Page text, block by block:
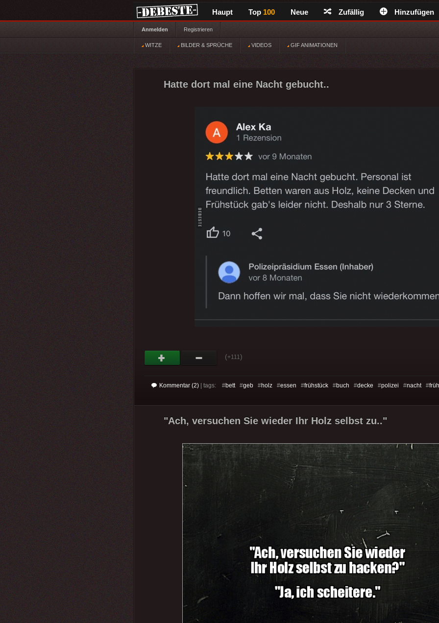
Haupt Top 100 Neue Zufällig Hinzufügen
Anmelden Registrieren
WITZE BILDER & SPRÜCHE VIDEOS GIF ANIMATIONEN
Hatte dort mal eine Nacht gebucht..
(+111 )
Kommentar (2) | tags: #bett#geb #holz #essen #frühstück #buch #decke #polizei #nacht#früh
"Ach, versuchen Sie wieder Ihr Holz selbst zu.."